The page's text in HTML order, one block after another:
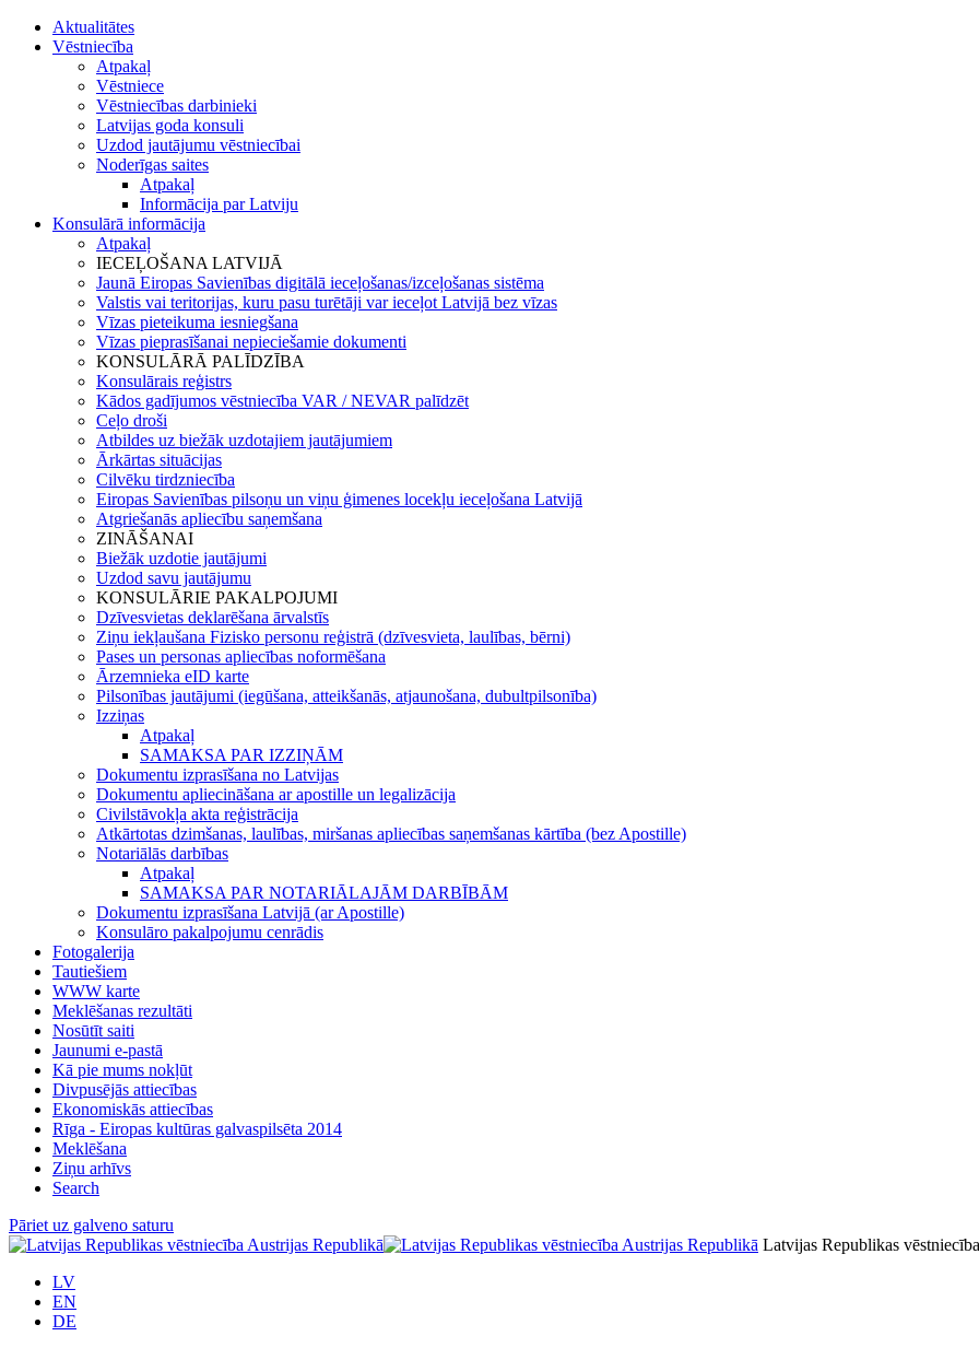
Aktualitātes
Vēstniecība
Atpakaļ
Vēstniece
Vēstniecības darbinieki
Latvijas goda konsuli
Uzdod jautājumu vēstniecībai
Noderīgas saites
Atpakaļ
Informācija par Latviju
Konsulārā informācija
Atpakaļ
IECEĻOŠANA LATVIJĀ
Jaunā Eiropas Savienības digitālā ieceļošanas/izceļošanas sistēma
Valstis vai teritorijas, kuru pasu turētāji var ieceļot Latvijā bez vīzas
Vīzas pieteikuma iesniegšana
Vīzas pieprasīšanai nepieciešamie dokumenti
KONSULĀRĀ PALĪDZĪBA
Konsulārais reģistrs
Kādos gadījumos vēstniecība VAR / NEVAR palīdzēt
Ceļo droši
Atbildes uz biežāk uzdotajiem jautājumiem
Ārkārtas situācijas
Cilvēku tirdzniecība
Eiropas Savienības pilsoņu un viņu ģimenes locekļu ieceļošana Latvijā
Atgriešanās apliecību saņemšana
ZINĀŠANAI
Biežāk uzdotie jautājumi
Uzdod savu jautājumu
KONSULĀRIE PAKALPOJUMI
Dzīvesvietas deklarēšana ārvalstīs
Ziņu iekļaušana Fizisko personu reģistrā (dzīvesvieta, laulības, bērni)
Pases un personas apliecības noformēšana
Ārzemnieka eID karte
Pilsonības jautājumi (iegūšana, atteikšanās, atjaunošana, dubultpilsonība)
Izziņas
Atpakaļ
SAMAKSA PAR IZZIŅĀM
Dokumentu izprasīšana no Latvijas
Dokumentu apliecināšana ar apostille un legalizācija
Civilstāvokļa akta reģistrācija
Atkārtotas dzimšanas, laulības, miršanas apliecības saņemšanas kārtība (bez Apostille)
Notariālās darbības
Atpakaļ
SAMAKSA PAR NOTARIĀLAJĀM DARBĪBĀM
Dokumentu izprasīšana Latvijā (ar Apostille)
Konsulāro pakalpojumu cenrādis
Fotogalerija
Tautiešiem
WWW karte
Meklēšanas rezultāti
Nosūtīt saiti
Jaunumi e-pastā
Kā pie mums nokļūt
Divpusējās attiecības
Ekonomiskās attiecības
Rīga - Eiropas kultūras galvaspilsēta 2014
Meklēšana
Ziņu arhīvs
Search
Pāriet uz galveno saturu
Latvijas Republikas
LV
EN
DE